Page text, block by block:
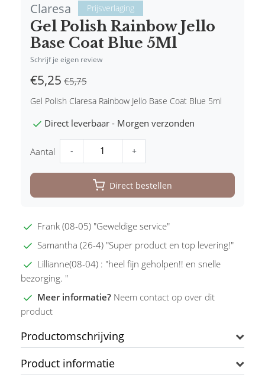
Claresa Prijsverlaging
Gel Polish Rainbow Jello
Base Coat Blue 5Ml
Schrijf je eigen review
€5,25 €5,75
Gel Polish Claresa Rainbow Jello Base Coat Blue 5ml
Direct leverbaar - Morgen verzonden
Aantal - +
Direct bestellen
Frank (08-05) "Geweldige service"
Samantha (26-4) "Super product en top levering!"
Lillianne(08-04) : "heel fijn geholpen!! en snelle
bezorging. "
Meer informatie? Neem contact op over dit
product
Productomschrijving
Product informatie